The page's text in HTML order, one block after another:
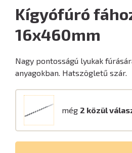
Kígyófúró
16x460mm
Nagy pontosságú lyukak
anyagokban. Hatszögletű szár.
még 2 közül